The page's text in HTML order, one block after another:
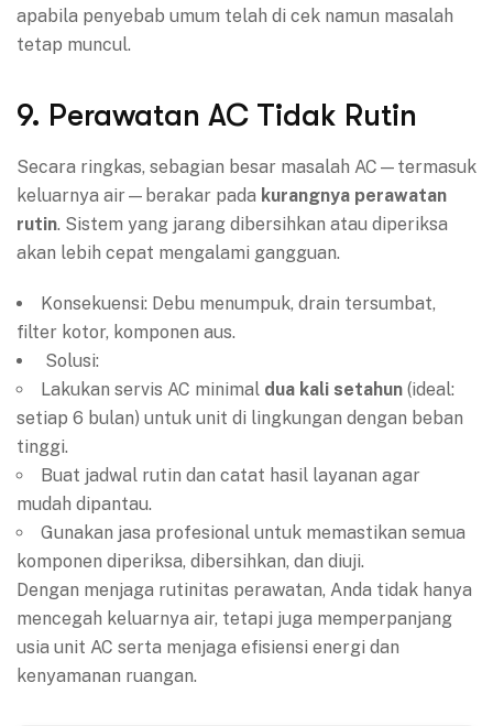
apabila penyebab umum telah di cek namun masalah
tetap muncul.
9. Perawatan AC Tidak Rutin
Secara ringkas, sebagian besar masalah AC—termasuk
keluarnya air—berakar pada kurangnya perawatan
rutin. Sistem yang jarang dibersihkan atau diperiksa
akan lebih cepat mengalami gangguan.
Konsekuensi: Debu menumpuk, drain tersumbat,
filter kotor, komponen aus.
Solusi:
Lakukan servis AC minimal dua kali setahun (ideal:
setiap 6 bulan) untuk unit di lingkungan dengan beban
tinggi.
Buat jadwal rutin dan catat hasil layanan agar
mudah dipantau.
Gunakan jasa profesional untuk memastikan semua
komponen diperiksa, dibersihkan, dan diuji.
Dengan menjaga rutinitas perawatan, Anda tidak hanya
mencegah keluarnya air, tetapi juga memperpanjang
usia unit AC serta menjaga efisiensi energi dan
kenyamanan ruangan.